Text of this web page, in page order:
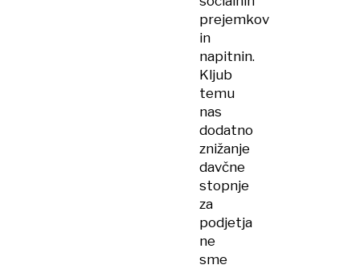
prejemkov
in
napitnin.
Kljub
temu
nas
dodatno
znižanje
davčne
stopnje
za
podjetja
ne
sme